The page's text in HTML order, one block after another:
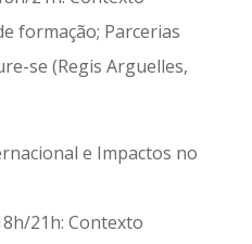
formação; Parcerias
se (Regis Arguelles,
e Impactos no
21h: Contexto